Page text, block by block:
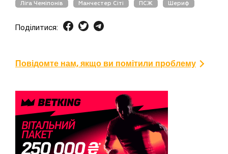
Ліга Чеміпонів Манчестер Сіті ПСЖ Шериф
Поділитися:
Повідомте нам, якщо ви помітили проблему